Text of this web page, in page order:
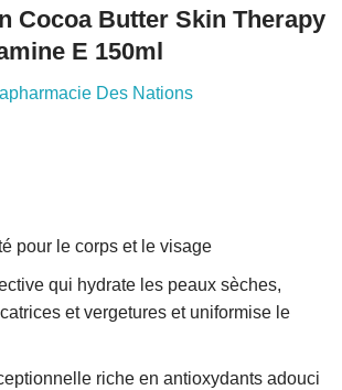
Cocoa Butter Skin Therapy
E 150ml
Des Nations
pour le corps et le visage
qui hydrate les peaux sèches,
et vergetures et uniformise le
riche en antioxydants adouci